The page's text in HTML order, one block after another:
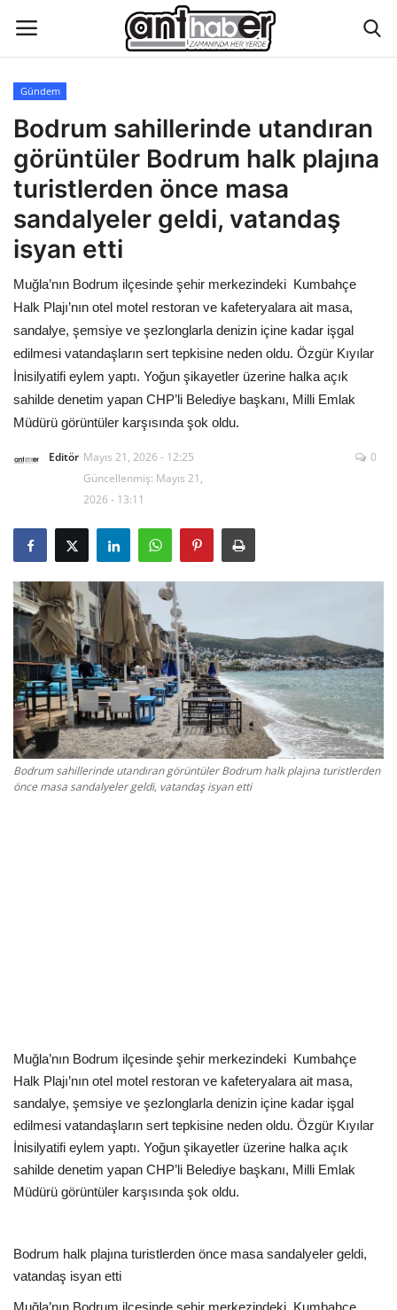
Künye
Eğitim
Aktüel Magazin
Hakkımızda
İletişim
Asayiş
Çevre
Reklam ve İşbirliği
Bodrum Trafik Yoğunluk Haritası
Siyaset
Bodrum Nöbetçi Eczaneler
Köşe Yazarları
Spor
Kültür Sanat Tarih
Gündem
Bodrum sahillerinde utandıran
görüntüler Bodrum halk plajına
turistlerden önce masa
sandalyeler geldi, vatandaş
isyan etti
Muğla’nın Bodrum ilçesinde şehir merkezindeki Kumbahçe
Halk Plajı’nın otel motel restoran ve kafeteryalara ait masa,
sandalye, şemsiye ve şezlonglarla denizin içine kadar işgal
edilmesi vatandaşların sert tepkisine neden oldu. Özgür Kıyılar
İnisilyatifi eylem yaptı. Yoğun şikayetler üzerine halka açık
sahilde denetim yapan CHP’li Belediye başkanı, Milli Emlak
Müdürü görüntüler karşısında şok oldu.
Editör Mayıs 21, 2026 - 12:25
Güncellenmiş: Mayıs 21,
2026 - 13:11
0
Bodrum sahillerinde utandıran görüntüler Bodrum halk plajına turistlerden
önce masa sandalyeler geldi, vatandaş isyan etti
Muğla’nın Bodrum ilçesinde şehir merkezindeki Kumbahçe
Halk Plajı’nın otel motel restoran ve kafeteryalara ait masa,
sandalye, şemsiye ve şezlonglarla denizin içine kadar işgal
edilmesi vatandaşların sert tepkisine neden oldu. Özgür Kıyılar
İnisilyatifi eylem yaptı. Yoğun şikayetler üzerine halka açık
sahilde denetim yapan CHP’li Belediye başkanı, Milli Emlak
Müdürü görüntüler karşısında şok oldu.
Bodrum halk plajına turistlerden önce masa sandalyeler geldi,
vatandaş isyan etti